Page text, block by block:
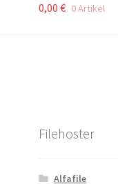
0,00 € 0 Artikel
Filehoster
Alfafile